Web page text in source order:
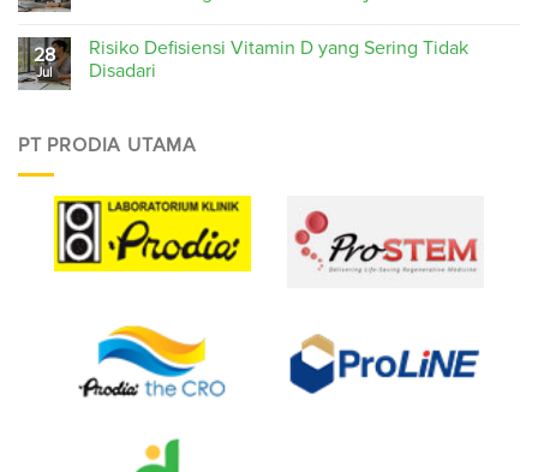
28
Jul
Risiko Defisiensi Vitamin D yang Sering Tidak
Disadari
PT PRODIA UTAMA